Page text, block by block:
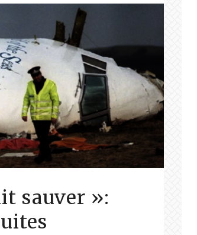
sauver »: